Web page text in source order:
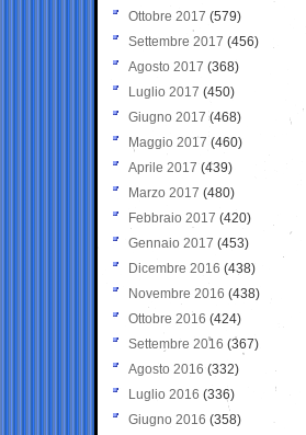
Ottobre 2017 (579)
Settembre 2017 (456)
Agosto 2017 (368)
Luglio 2017 (450)
Giugno 2017 (468)
Maggio 2017 (460)
Aprile 2017 (439)
Marzo 2017 (480)
Febbraio 2017 (420)
Gennaio 2017 (453)
Dicembre 2016 (438)
Novembre 2016 (438)
Ottobre 2016 (424)
Settembre 2016 (367)
Agosto 2016 (332)
Luglio 2016 (336)
Giugno 2016 (358)